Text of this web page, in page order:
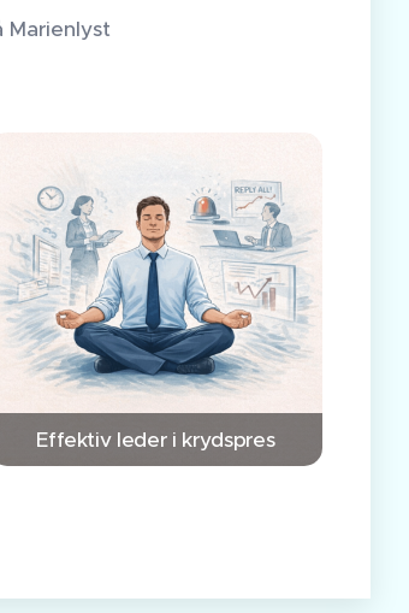
Effektiv leder i krydspres